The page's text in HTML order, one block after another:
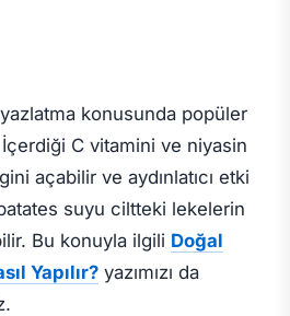
konusunda popüler
C vitamini ve niyasin
açabilir ve aydınlatıcı etki
suyu ciltteki lekelerin
Bu konuyla ilgili Doğal
Yapılır? yazımızı da